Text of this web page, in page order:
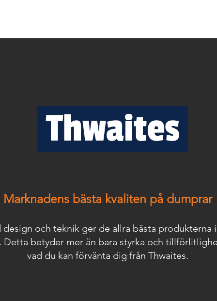
Thwaites
Marknadens bästa kvaliten på dumprar
design och teknik ger de allra bästa produkterna
Detta betyder mer än bara styrka och
vad du kan förvänta dig från Thwaites.